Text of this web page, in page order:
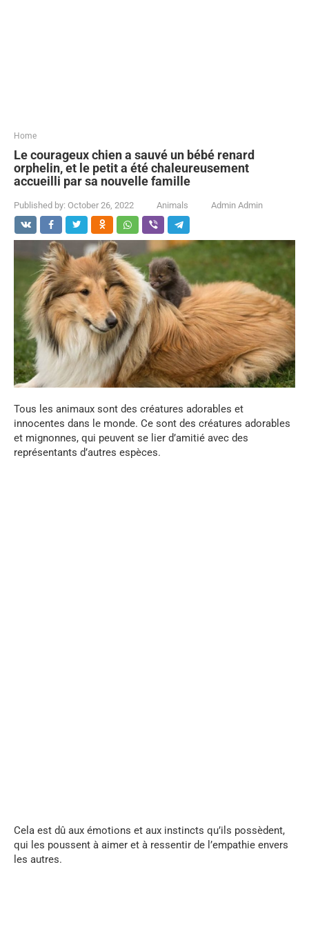
Home
Le courageux chien a sauvé un bébé renard
orphelin, et le petit a été chaleureusement
accueilli par sa nouvelle famille
Published by: October 26, 2022 Animals Admin Admin
Tous les animaux sont des créatures adorables et
innocentes dans le monde. Ce sont des créatures adorables
et mignonnes, qui peuvent se lier d’amitié avec des
représentants d’autres espèces.
Cela est dû aux émotions et aux instincts qu’ils possèdent,
qui les poussent à aimer et à ressentir de l’empathie envers
les autres.